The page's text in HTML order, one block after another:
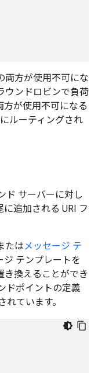
両方が使用不可にな
ウンドロビンで負荷
方が使用不可になる
ルーティングされ
ド サーバーに対し
追加される URI フ
たはメッセージ テ
ジ テンプレートを
き換えることができ
ドポイントの定義
れています。